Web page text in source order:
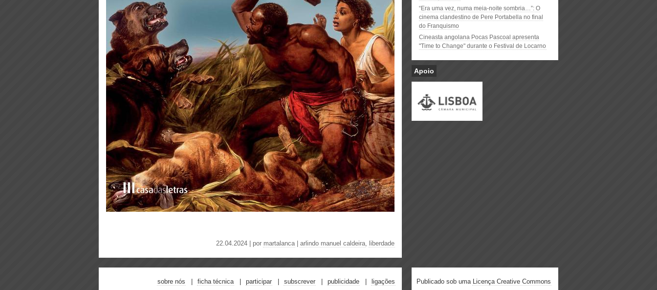
22.04.2024 | por martalanca| arlindo manuel caldeira, liberdade
“Era uma vez, numa meia-noite sombria…”: O
cinema clandestino de Pere Portabella no final
do Franquismo
Cineasta angolana Pocas Pascoal apresenta
"Time to Change" durante o Festival de Locarno
Apoio
sobre nós ficha técnica participar subscrever publicidade ligações Publicado sob uma Licença Creative Commons